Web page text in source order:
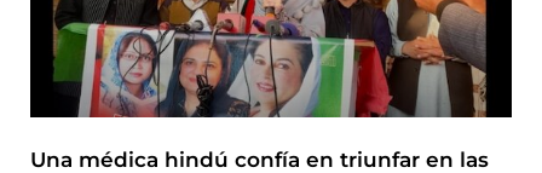
Una médica hindú confía en triunfar en las